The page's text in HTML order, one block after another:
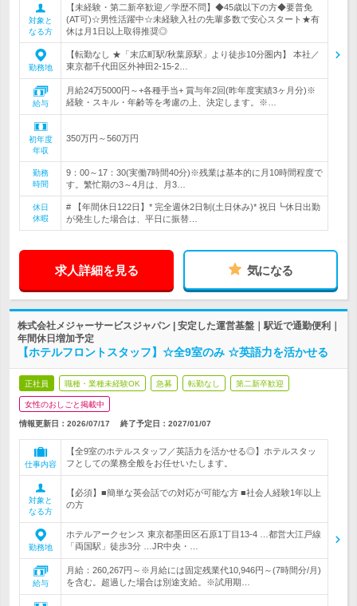
対象と
なる方
【未経験・第二新卒歓迎／学歴不問】◆45歳以下の方◆要普免
(AT可)☆男性活躍中☆未経験入社の先輩多数で安心スタート★有
休は月1日以上取得推奨◎
勤務地
【転勤なし ★「末広町駅/秋葉原駅」より徒歩10分圏内】 本社／
東京都千代田区外神田2-15-2…
給与
月給24万5000円～+各種手当+ 賞与年2回(昨年度実績3ヶ月分)※
経験・スキル・年齢等を考慮の上、決定します。※…
初年度
年収
350万円～560万円
勤務
時間
9：00～17：30(実働7時間40分)※残業は基本的に月10時間程度で
す。繁忙期の3～4月は、月3…
休日
休暇
# 【年間休日122日】* 完全週休2日制(土日休み)* 祝日┗休日出勤
が発生した場合は、平日に振替…
求人詳細を見る 気になる
株式会社メジャーサービスジャパン | 安定した運営基盤｜駅近で通勤便利｜
年間休日増加予定
【ホテルフロントスタッフ】☆全9室のみ ☆英語力を活かせる
正社員 職種・業種未経験OK 急募 転勤なし 第二新卒歓迎
女性のおしごと掲載中
情報更新日：2026/07/17 終了予定日： 2027/01/07
仕事内容
【全9室のホテルスタッフ／英語力を活かせる◎】ホテルスタッ
フとしての業務全般をお任せいたします。
対象と
なる方
【必須】■簡単な英会話での対応が可能な方 ■社会人経験1年以上
の方
勤務地
ホテルアークセンス 東京都墨田区石原1丁目13‐4 …都営大江戸線
「両国駅」徒歩3分 …JR中央・…
給与
月給：260,267円～※月給には固定残業代10,946円～(7時間分/月)
を含む。超過した場合は別途支給。※試用期…